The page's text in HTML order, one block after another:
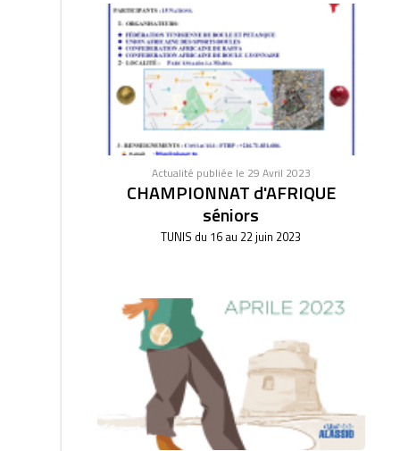
Actualité publiée le 29 Avril 2023
CHAMPIONNAT d'AFRIQUE
séniors
TUNIS du 16 au 22 juin 2023